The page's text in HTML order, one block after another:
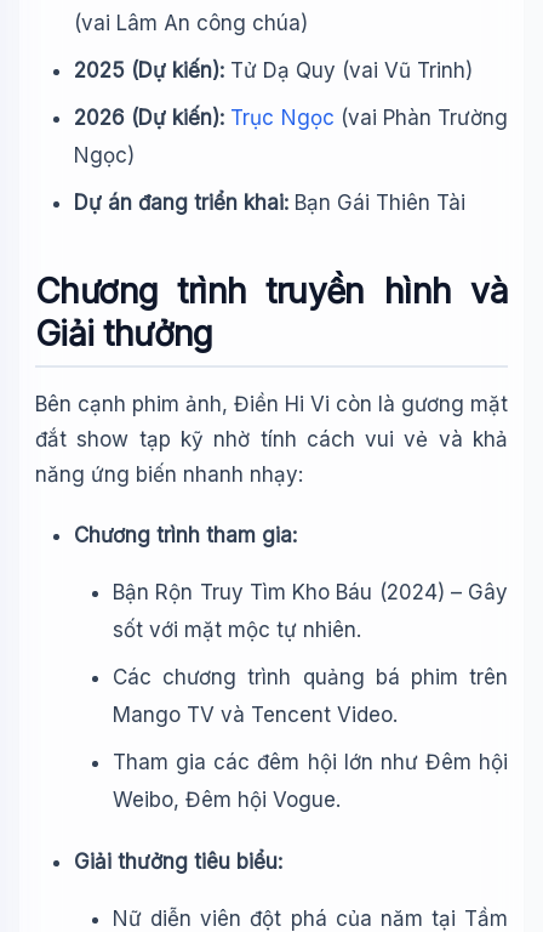
(vai Lâm An công chúa)
2025 (Dự kiến): Tử Dạ Quy (vai Vũ Trinh)
2026 (Dự kiến): Trục Ngọc (vai Phàn Trường
Ngọc)
Dự án đang triển khai: Bạn Gái Thiên Tài
Chương trình truyền hình và
Giải thưởng
Bên cạnh phim ảnh, Điền Hi Vi còn là gương mặt
đắt show tạp kỹ nhờ tính cách vui vẻ và khả
năng ứng biến nhanh nhạy:
Chương trình tham gia:
Bận Rộn Truy Tìm Kho Báu (2024) – Gây
sốt với mặt mộc tự nhiên.
Các chương trình quảng bá phim trên
Mango TV và Tencent Video.
Tham gia các đêm hội lớn như Đêm hội
Weibo, Đêm hội Vogue.
Giải thưởng tiêu biểu:
Nữ diễn viên đột phá của năm tại Tầm